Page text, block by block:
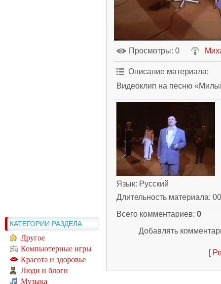
КАТЕГОРИИ РАЗДЕЛА
Другое
Компьютерные игры
Красота и здоровье
Люди и блоги
Музыка
Просмотры: 0
Описание материала:
Видеоклип на песню
Язык: Русский
Длительность материала:
Всего комментариев: 0
Добавлять
[